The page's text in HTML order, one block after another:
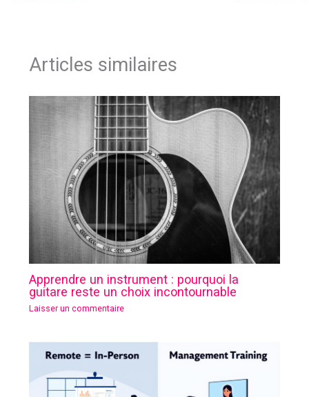
Articles similaires
Apprendre un instrument : pourquoi la
guitare reste un choix incontournable
Laisser un commentaire